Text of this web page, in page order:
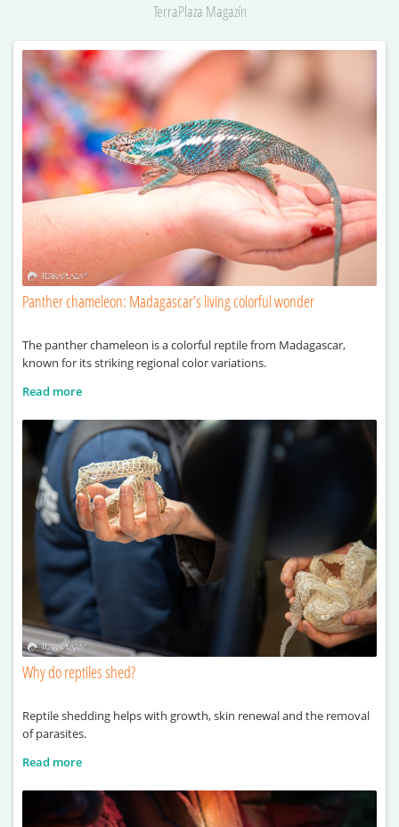
TerraPlaza Magazín
Panther chameleon: Madagascar’s living colorful wonder
The panther chameleon is a colorful reptile from Madagascar,
known for its striking regional color variations.
Read more
Why do reptiles shed?
Reptile shedding helps with growth, skin renewal and the removal
of parasites.
Read more